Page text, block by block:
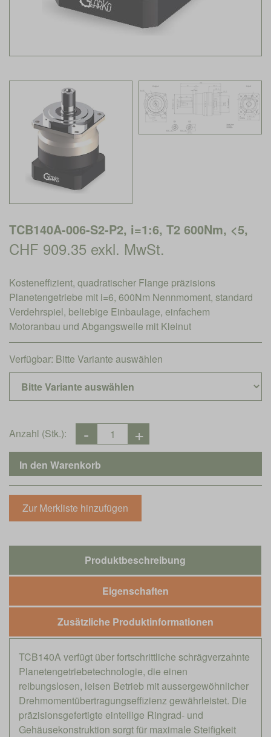
TCB140A-006-S2-P2, i=1:6, T2 600Nm, <5,
CHF 909.35 exkl. MwSt.
Kosteneffizient, quadratischer Flange präzisions
Planetengetriebe mit i=6, 600Nm Nennmoment, standard
Verdehrspiel, beliebige Einbaulage, einfachem
Motoranbau und Abgangswelle mit Kleinut
Verfügbar: Bitte Variante auswählen
Anzahl (Stk.):
Produktbeschreibung
Eigenschaften
Zusätzliche Produktinformationen
TCB140A verfügt über fortschrittliche schrägverzahnte
Planetengetriebetechnologie, die einen
reibungslosen, leisen Betrieb mit aussergewöhnlicher
Drehmomentübertragungseffizienz gewährleistet. Die
präzisionsgefertigte einteilige Ringrad- und
Gehäusekonstruktion sorgt für maximale Steifigkeit